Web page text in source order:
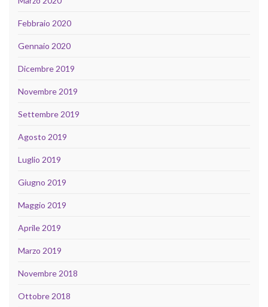
Febbraio 2020
Gennaio 2020
Dicembre 2019
Novembre 2019
Settembre 2019
Agosto 2019
Luglio 2019
Giugno 2019
Maggio 2019
Aprile 2019
Marzo 2019
Novembre 2018
Ottobre 2018